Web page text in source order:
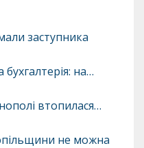
заступника
на…
втопилася…
не можна